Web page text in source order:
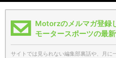
Motorzのメルマガ登録
モータースポーツの最新
サイトでは見られない編集部裏話や、月に